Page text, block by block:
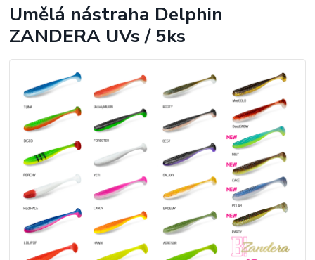
Umělá nástraha Delphin
ZANDERA UVs / 5ks